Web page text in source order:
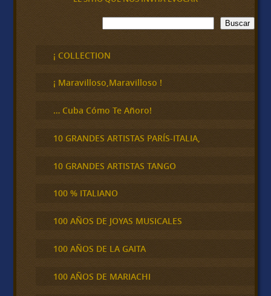
B
u
c
a
Buscar
¡ COLLECTION
¡ Maravilloso,Maravilloso !
… Cuba Cómo Te Añoro!
10 GRANDES ARTISTAS PARÍS-ITALIA,
10 GRANDES ARTISTAS TANGO
100 % ITALIANO
100 AÑOS DE JOYAS MUSICALES
100 AÑOS DE LA GAITA
100 AÑOS DE MARIACHI